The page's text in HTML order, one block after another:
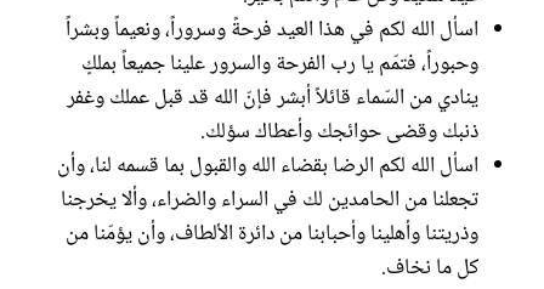
اسأل الله لكم في هذا العيد فرحةً وسروراً، ونعيماً وبشراً
وحبوراً، فتمّم يا رب الفرحة والسرور علينا جميعاً بملكٍ
ينادي من السّماء قائلاً أبشر فإنّ الله قد قبل عملك وغفر
ذنبك وقضى حوائجك وأعطاك سؤلك.
اسأل الله لكم الرضا بقضاء الله والقبول بما قسمه لنا، وأن
تجعلنا من الحامدين لك في السراء والضراء، وألا يخرجنا
وذريتنا وأهلينا وأحبابنا من دائرة الألطاف، وأن يؤمّنا من
كل ما نخاف.